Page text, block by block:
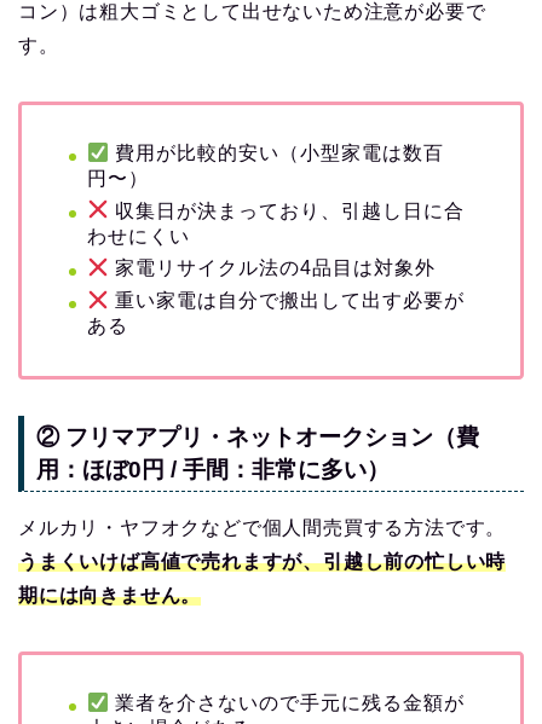
コン）は粗大ゴミとして出せないため注意が必要で
す。
費用が比較的安い（小型家電は数百
円〜）
収集日が決まっており、引越し日に合
わせにくい
家電リサイクル法の4品目は対象外
重い家電は自分で搬出して出す必要が
ある
② フリマアプリ・ネットオークション（費
用：ほぼ0円 / 手間：非常に多い）
メルカリ・ヤフオクなどで個人間売買する方法です。
うまくいけば高値で売れますが、引越し前の忙しい時
期には向きません。
業者を介さないので手元に残る金額が